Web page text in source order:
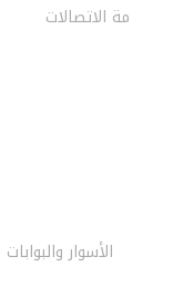
أنظمة الاتصالات
الأسوار والبوابات